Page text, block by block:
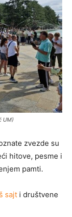
UM)
zvezde su
hitove, pesme i
pamti.
sajt i društvene